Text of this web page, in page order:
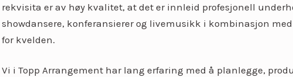
rekvisita er av høy kvalitet, at det er innleid profesjonell
showdansere, konferansierer og livemusikk i kombinasjon
for kvelden.
Vi i Topp Arrangement har lang erfaring med å planlegge,